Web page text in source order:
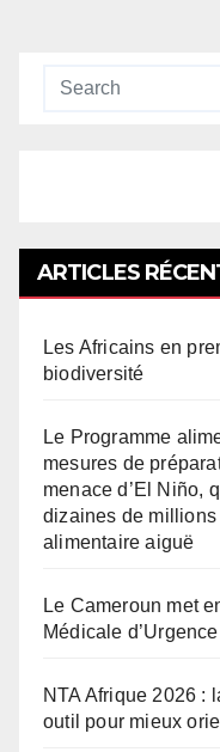
ARTICLES
Les Africains en
biodiversité
Le Programme
mesures de
menace d’El Niño,
dizaines de millions
alimentaire aiguë
Le Cameroun met
Médicale
NTA Afrique 2026 :
outil pour mieux